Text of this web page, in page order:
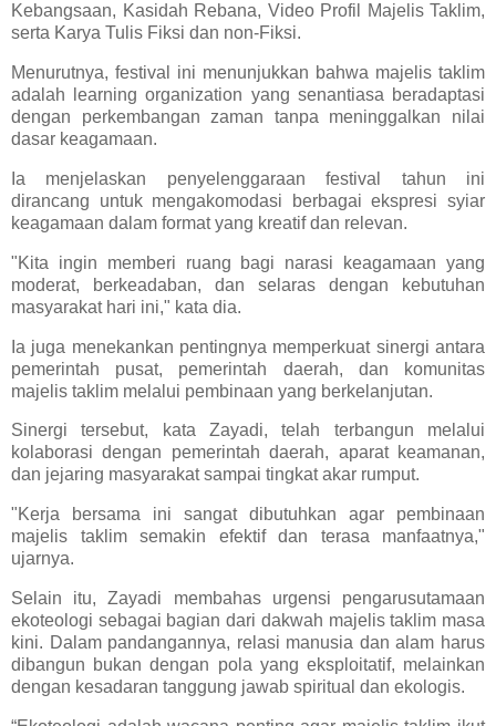
Kebangsaan, Kasidah Rebana, Video Profil Majelis Taklim,
serta Karya Tulis Fiksi dan non-Fiksi.
Menurutnya, festival ini menunjukkan bahwa majelis taklim
adalah learning organization yang senantiasa beradaptasi
dengan perkembangan zaman tanpa meninggalkan nilai
dasar keagamaan.
Ia menjelaskan penyelenggaraan festival tahun ini
dirancang untuk mengakomodasi berbagai ekspresi syiar
keagamaan dalam format yang kreatif dan relevan.
"Kita ingin memberi ruang bagi narasi keagamaan yang
moderat, berkeadaban, dan selaras dengan kebutuhan
masyarakat hari ini," kata dia.
Ia juga menekankan pentingnya memperkuat sinergi antara
pemerintah pusat, pemerintah daerah, dan komunitas
majelis taklim melalui pembinaan yang berkelanjutan.
Sinergi tersebut, kata Zayadi, telah terbangun melalui
kolaborasi dengan pemerintah daerah, aparat keamanan,
dan jejaring masyarakat sampai tingkat akar rumput.
"Kerja bersama ini sangat dibutuhkan agar pembinaan
majelis taklim semakin efektif dan terasa manfaatnya,"
ujarnya.
Selain itu, Zayadi membahas urgensi pengarusutamaan
ekoteologi sebagai bagian dari dakwah majelis taklim masa
kini. Dalam pandangannya, relasi manusia dan alam harus
dibangun bukan dengan pola yang eksploitatif, melainkan
dengan kesadaran tanggung jawab spiritual dan ekologis.